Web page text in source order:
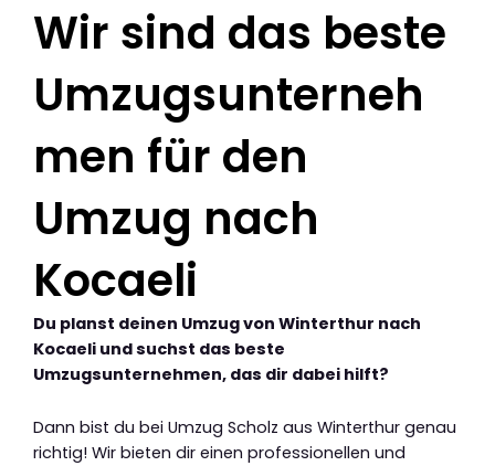
Wir sind das beste
Umzugsunterneh
men für den
Umzug nach
Kocaeli
Du planst deinen Umzug von Winterthur nach
Kocaeli und suchst das beste
Umzugsunternehmen, das dir dabei hilft?
Dann bist du bei Umzug Scholz aus Winterthur genau
richtig! Wir bieten dir einen professionellen und